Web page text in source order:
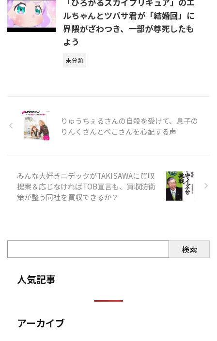
ルちゃんとツバサ君が「結婚回」に
界隈がざわつき、一部が尊死したも
よう
未分類
りゅうちぇるさんの自殺を受けて、息子の
りんくさんとぺこさんを心配する声
みんな大好きニデックがTAKISAWAに買収
提案＆応じなければTOB宣言も、買収防衛
策が整う同社を買収できるか？
検索
人気記事
アーカイブ